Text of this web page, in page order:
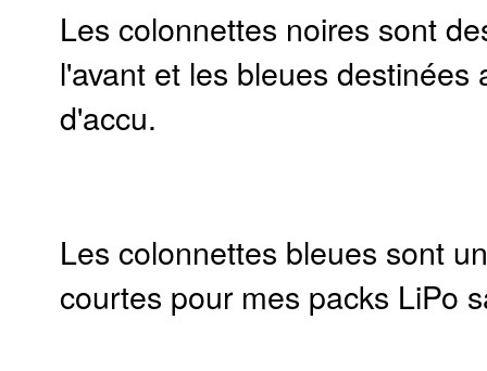
Les colonnettes noires sont
l'avant et les bleues destinées
d'accu.
Les colonnettes bleues sont
courtes pour mes packs LiPo